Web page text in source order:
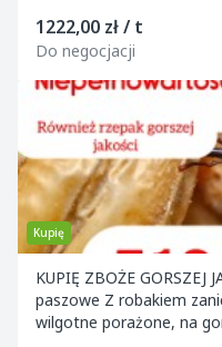
1222,00 zł / t
Do negocjacji
Kupię
KUPIĘ ZBOŻE GORSZEJ JAKOŚCI również
paszowe Z robakiem
wilgotne porażone, na